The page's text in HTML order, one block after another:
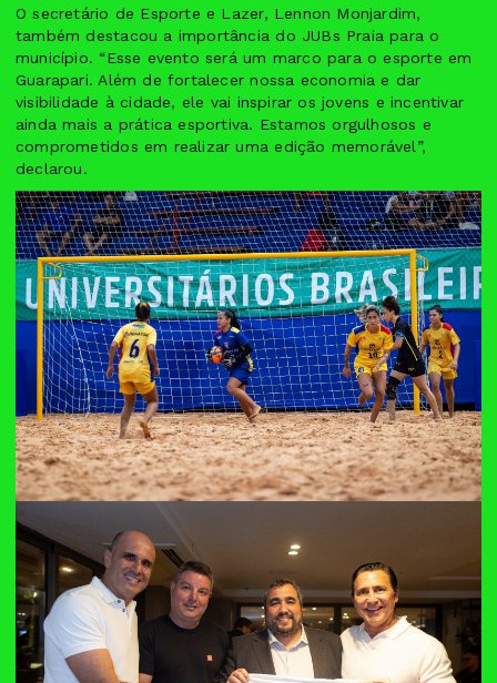
O secretário de Esporte e Lazer, Lennon Monjardim,
também destacou a importância do JUBs Praia para o
município. “Esse evento será um marco para o esporte em
Guarapari. Além de fortalecer nossa economia e dar
visibilidade à cidade, ele vai inspirar os jovens e incentivar
ainda mais a prática esportiva. Estamos orgulhosos e
comprometidos em realizar uma edição memorável”,
declarou.